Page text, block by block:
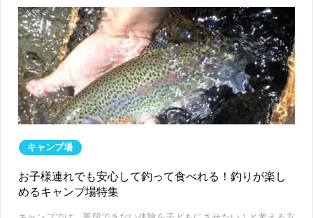
キャンプ場
お子様連れでも安心して釣って食べれる！釣りが楽し
めるキャンプ場特集